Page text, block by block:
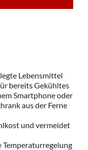
Lebensmittel
bereits Gekühltes
Smartphone oder
aus der Ferne
und vermeidet
Temperaturregelung